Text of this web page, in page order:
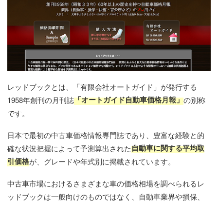
レッドブックとは、「有限会社オートガイド」が発行する
1958年創刊の月刊誌​「オートガイド自動車価格月報」​の別称
です。
日本で最初の中古車価格情報専門誌であり、豊富な経験と的
確な状況把握によって予測算出された自動車に関する平均取
引価格が、グレードや年式別に掲載されています。
中古車市場におけるさまざまな車の価格相場を調べられるレ
ッドブックは一般向けのものではなく、自動車業界や損保、